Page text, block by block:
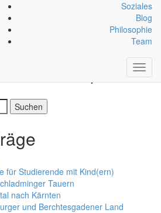
Soziales
Blog
Philosophie
Team
Venedigergruppe
Tauern)
für Studierende mit Kind(ern)
Tauern
nach Kärnten
und Berchtesgadener Land